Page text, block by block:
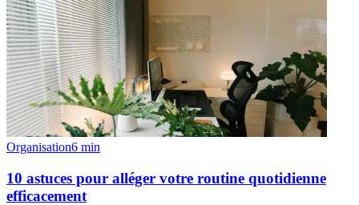
Organisation6 min
10 astuces pour alléger votre routine quotidienne
efficacement